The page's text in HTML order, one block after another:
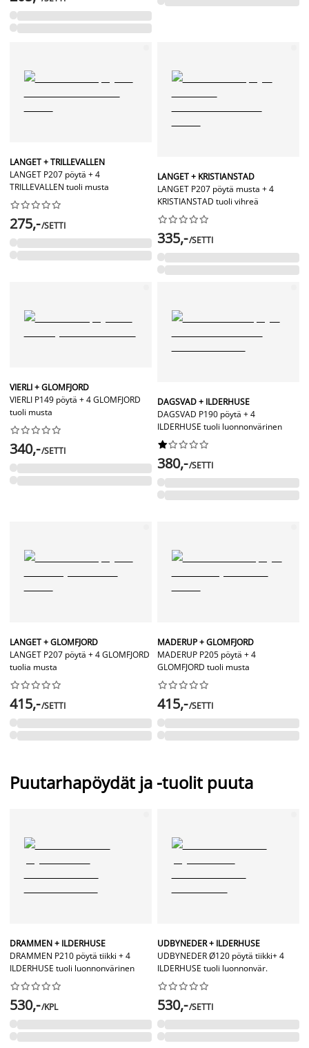
LANGET + TRILLEVALLEN
LANGET P207 pöytä + 4
TRILLEVALLEN tuoli musta






275,-/SETTI
LANGET + KRISTIANSTAD
LANGET P207 pöytä musta + 4
KRISTIANSTAD tuoli vihreä






335,-/SETTI
VIERLI + GLOMFJORD
VIERLI P149 pöytä + 4 GLOMFJORD
tuoli musta






340,-/SETTI
DAGSVAD + ILDERHUSE
DAGSVAD P190 pöytä + 4
ILDERHUSE tuoli luonnonvärinen






380,-/SETTI
LANGET + GLOMFJORD
LANGET P207 pöytä + 4 GLOMFJORD
tuolia musta






415,-/SETTI
MADERUP + GLOMFJORD
MADERUP P205 pöytä + 4
GLOMFJORD tuoli musta






415,-/SETTI
Puutarhapöydät ja -tuolit puuta
DRAMMEN + ILDERHUSE
DRAMMEN P210 pöytä tiikki + 4
ILDERHUSE tuoli luonnonvärinen






530,-/KPL
UDBYNEDER + ILDERHUSE
UDBYNEDER Ø120 pöytä tiikki+ 4
ILDERHUSE tuoli luonnonvär.






530,-/SETTI